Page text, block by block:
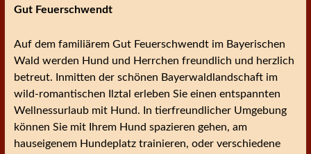
Auf dem familiärem Gut Feuerschwendt im Bayerischen
Wald werden Hund und Herrchen freundlich und herzlich
betreut. Inmitten der schönen Bayerwaldlandschaft im
wild-romantischen Ilztal erleben Sie einen entspannten
Wellnessurlaub mit Hund. In tierfreundlicher Umgebung
können Sie mit Ihrem Hund spazieren gehen, am
hauseigenem Hundeplatz trainieren, oder verschiedene